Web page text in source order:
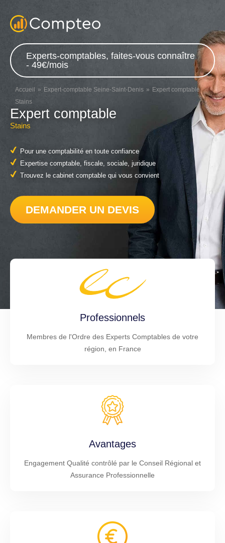
Experts-comptables, faites-vous connaître
- 49€/mois
Accueil Expert-comptable Seine-Saint-Denis
Expert comptable
Stains
Expert comptable
Stains
Pour une comptabilité en toute confiance
Expertise comptable, fiscale, sociale, juridique
Trouvez le cabinet comptable qui vous convient
DEMANDER UN DEVIS
Professionnels
Membres de l'Ordre des Experts Comptables de votre
région, en France
Avantages
Engagement Qualité contrôlé par le Conseil Régional et
Assurance Professionnelle